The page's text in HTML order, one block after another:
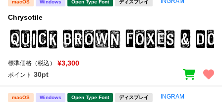
macOS Windows Open Type Font ディスプレイ
Chrysotile
標準価格（税込） ¥3,300
ポイント 30pt
macOS Windows Open Type Font ディスプレイ INGRAM